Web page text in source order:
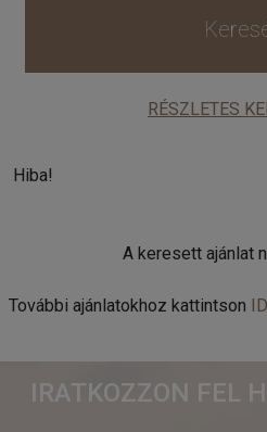
RÉSZLETES
Hiba!
A keresett ajánlat
További ajánlatokhoz kattintson
IRATKOZZON FEL